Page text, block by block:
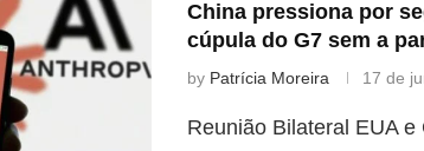
China pressiona por
cúpula do G7 sem a
by Patrícia Moreira 17 de
Reunião Bilateral EUA e